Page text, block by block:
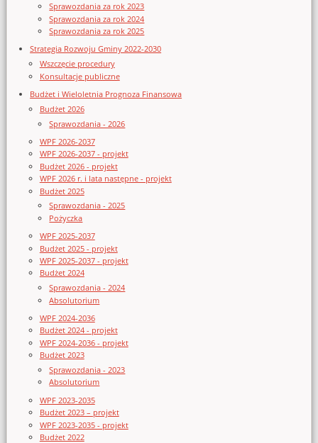
Sprawozdania za rok 2023
Sprawozdania za rok 2024
Sprawozdania za rok 2025
Strategia Rozwoju Gminy 2022-2030
Wszczęcie procedury
Konsultacje publiczne
Budżet i Wieloletnia Prognoza Finansowa
Budżet 2026
Sprawozdania - 2026
WPF 2026-2037
WPF 2026-2037 - projekt
Budżet 2026 - projekt
WPF 2026 r. i lata następne - projekt
Budżet 2025
Sprawozdania - 2025
Pożyczka
WPF 2025-2037
Budżet 2025 - projekt
WPF 2025-2037 - projekt
Budżet 2024
Sprawozdania - 2024
Absolutorium
WPF 2024-2036
Budżet 2024 - projekt
WPF 2024-2036 - projekt
Budżet 2023
Sprawozdania - 2023
Absolutorium
WPF 2023-2035
Budżet 2023 – projekt
WPF 2023-2035 - projekt
Budżet 2022